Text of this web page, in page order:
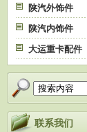
陕汽外饰件
陕汽内饰件
大运重卡配件
联系我们